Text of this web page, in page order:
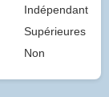
Indépendant
Supérieures
Non